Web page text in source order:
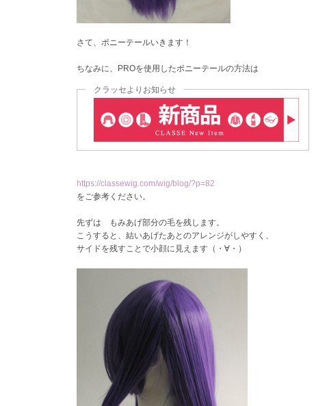
さて、ポニーテールいきます！
ちなみに、PROを使用したポニーテールの方法は
クラッセよりお知らせ
https://classewig.com/wig/blog/?p=82
をご参考ください。
先ずは もみあげ部分の毛を残します。
こうすると、結いあげたあとのアレンジがしやすく、
サイドを残すことで小顔に見えます（・∀・）